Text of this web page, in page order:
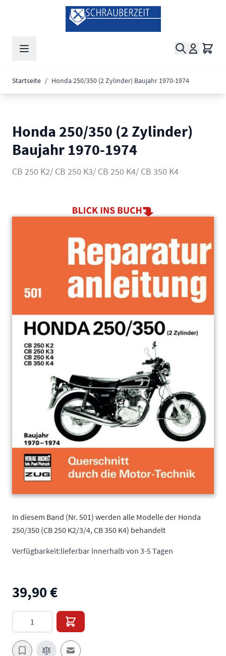
Zum Inhalt springen
Suche
Startseite / Honda 250/350 (2 Zylinder) Baujahr 1970-1974
Honda 250/350 (2 Zylinder)
Baujahr 1970-1974
CB 250 K2/ CB 250 K3/ CB 250 K4/ CB 350 K4
In diesem Band (Nr. 501) werden alle Modelle der Honda
250/350 (CB 250 K2/3/4, CB 350 K4) behandelt
Verfügbarkeit:lieferbar innerhalb von 3-5 Tagen
39,90 €